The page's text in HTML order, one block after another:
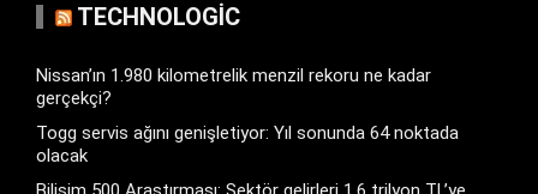
TECHNOLOGIC
Nissan’ın 1.980 kilometrelik menzil rekoru ne kadar
gerçekçi?
Togg servis ağını genişletiyor: Yıl sonunda 64 noktada
olacak